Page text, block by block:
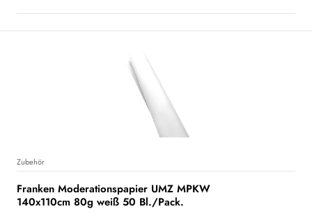
Zubehör
Franken Moderationspapier UMZ MPKW
140x110cm 80g weiß 50 Bl./Pack.